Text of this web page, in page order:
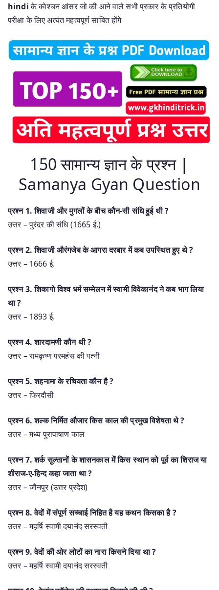
hindiके क्वेश्चन आंसर जो की आने वाले सभी प्रकार के प्रतियोगी
परीक्षा के लिए अत्यंत महत्वपूर्ण साबित होंगे
150 सामान्य ज्ञान के प्रश्न |
Samanya Gyan Question
प्रश्‍न 1. शिवाजी और मुगलों के बीच कौन-सी संधि हुई थी ?
उत्तर – पुरंदर की संधि (1665 ई.)
प्रश्‍न 2. शिवाजी औरंगजेब के आगरा दरबार में कब उपस्थित हुए थे ?
उत्तर – 1666 ई.
प्रश्‍न 3. शिकागो विश्व धर्म सम्मेलन में स्वामी विवेकानंद ने कब भाग लिया
था ?
उत्तर – 1893 ई.
प्रश्‍न 4. शारदामणी कौन थी ?
उत्तर – रामकृष्ण परमहंस की पत्नी
प्रश्‍न 5. शहनामा के रचियता कौन है ?
उत्तर – फिरदौसी
प्रश्‍न 6. शल्क निर्मित औजार किस काल की प्रमुख विशेषता थे ?
उत्तर – मध्य पुरापाषाण काल
प्रश्‍न 7. शर्क सुल्तानों के शासनकाल में किस स्थान को पूर्व का शिराज या
शीराज-ए-हिन्द कहा जाता था ?
उत्तर – जौनपुर (उत्तर प्रदेश)
प्रश्‍न 8. वेदों में संपूर्ण सच्चाई निहित है यह कथन किसका है ?
उत्तर – महर्षि स्वामी दयानंद सरस्वती
प्रश्‍न 9. वेदों की ओर लोटों का नारा किसने दिया था ?
उत्तर – महर्षि स्वामी दयानंद सरस्वती